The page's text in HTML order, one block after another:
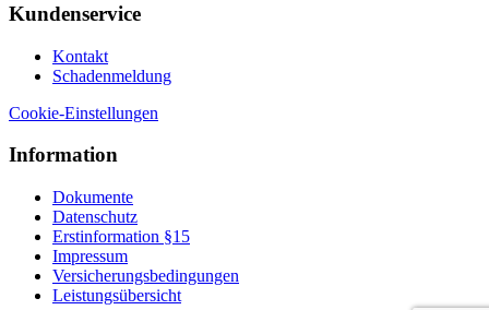
Kundenservice
Kontakt
Schadenmeldung
Cookie-Einstellungen
Information
Dokumente
Datenschutz
Erstinformation §15
Impressum
Versicherungsbedingungen
Leistungsübersicht